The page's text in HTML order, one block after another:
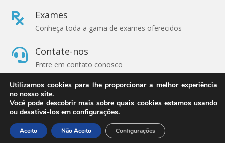
 Exames
Conheça toda a gama de exames oferecidos
 Contate-nos
Entre em contato conosco
 política de Privacidade
A Rede Clínica respeita sua privacidade
© COPYRIGHT 2026→ REDE CLÍNICA → POR: CONEKI - SOLUÇÕES
Utilizamos cookies para lhe proporcionar a melhor experiência
no nosso site.
Você pode descobrir mais sobre quais cookies estamos usando
ou desativá-los em configurações.
Aceito Não Aceito Configurações